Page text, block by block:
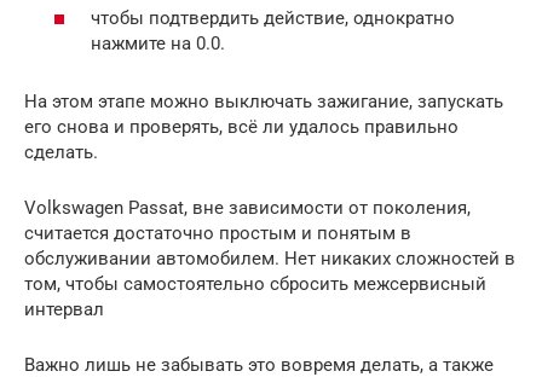
чтобы подтвердить действие, однократно
нажмите на 0.0.
На этом этапе можно выключать зажигание, запускать
его снова и проверять, всё ли удалось правильно
сделать.
Volkswagen Passat, вне зависимости от поколения,
считается достаточно простым и понятым в
обслуживании автомобилем. Нет никаких сложностей в
том, чтобы самостоятельно сбросить межсервисный
интервал
Важно лишь не забывать это вовремя делать, а также